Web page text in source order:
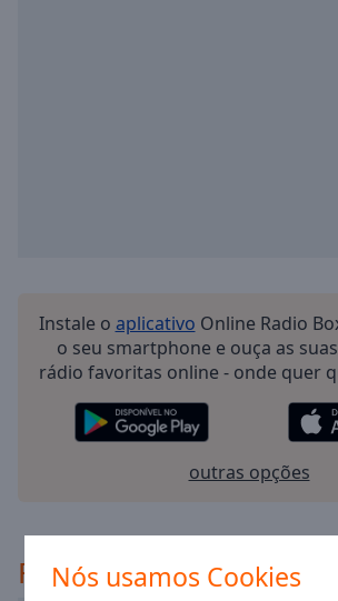
Nós usamos Cookies
subtitles
settings
dialog
subtitles
selected
Picture
Instale o aplicativo Online Radio
o seu smartphone e ouça as
rádio favoritas online - onde quer
outras opções
Recomendado